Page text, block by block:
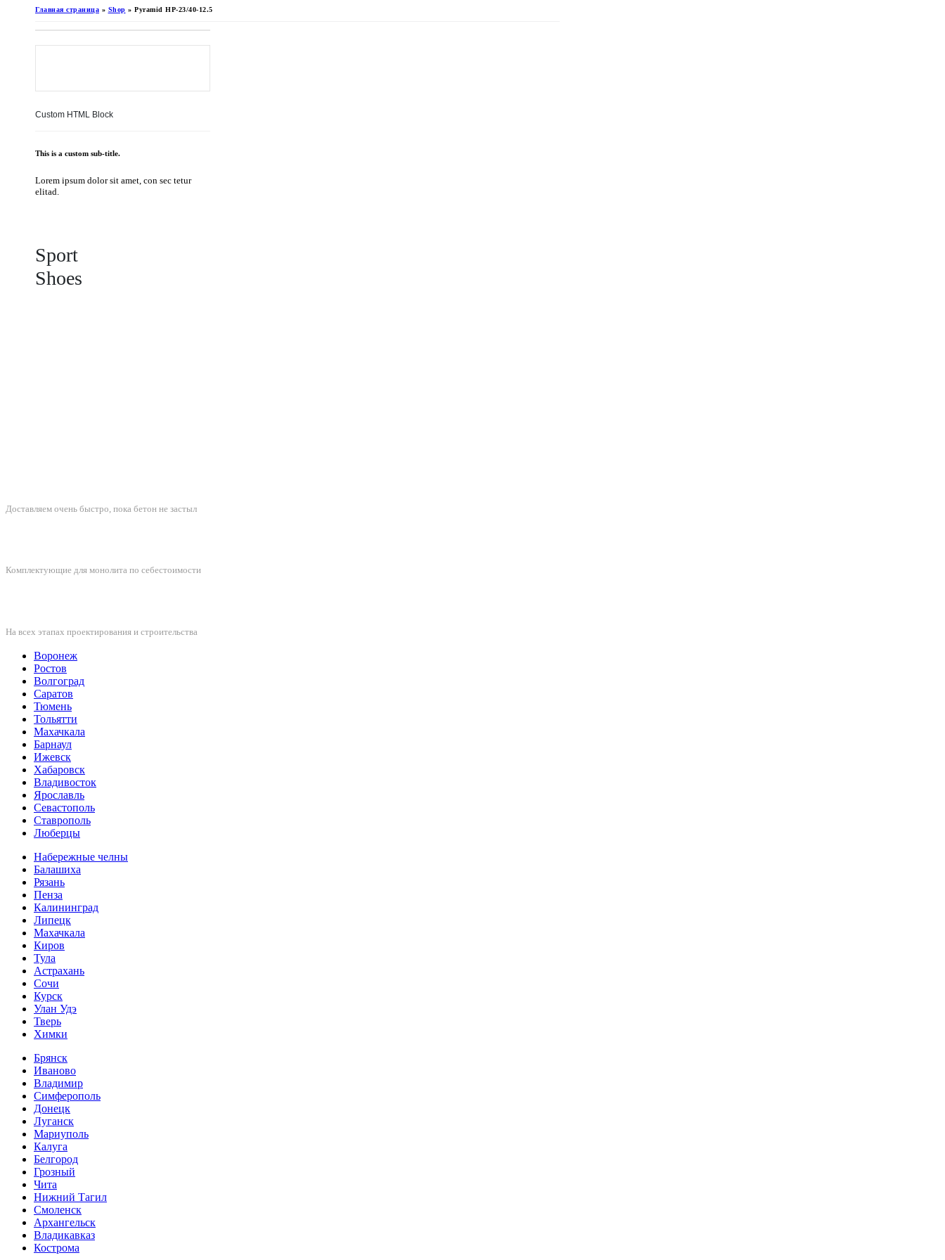
Главная страница » Shop » Pyramid HP-23/40-12.5
Custom HTML Block
This is a custom sub-title.
Lorem ipsum dolor sit amet, con sec tetur
elitad.
Sport
Shoes
Доставляем очень быстро, пока бетон не застыл
Комплектующие для монолита по себестоимости
На всех этапах проектирования и строительства
Воронеж
Ростов
Волгоград
Саратов
Тюмень
Тольятти
Махачкала
Барнаул
Ижевск
Хабаровск
Владивосток
Ярославль
Севастополь
Ставрополь
Люберцы
Набережные челны
Балашиха
Рязань
Пенза
Калининград
Липецк
Махачкала
Киров
Тула
Астрахань
Сочи
Курск
Улан Удэ
Тверь
Химки
Брянск
Иваново
Владимир
Симферополь
Донецк
Луганск
Мариуполь
Калуга
Белгород
Грозный
Чита
Нижний Тагил
Смоленск
Архангельск
Владикавказ
Кострома